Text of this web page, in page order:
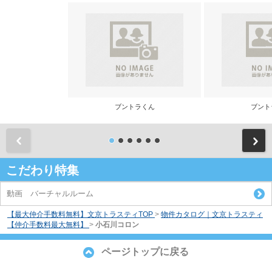
ブントラくん ブン
こだわり特集
動画 バーチャルルーム
【最大仲介手数料無料】文京トラスティTOP > 物件カタログ｜文京トラスティ
【仲介手数料最大無料】
> 小石川コロン
ページトップに戻る